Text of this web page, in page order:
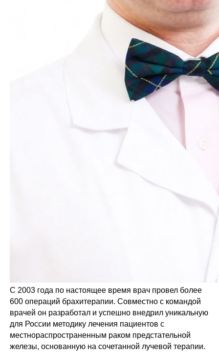
С 2003 года по настоящее время врач провел более
600 операций брахитерапии. Совместно с командой
врачей он разработал и успешно внедрил уникальную
для России методику лечения пациентов с
местнораспространенным раком предстательной
железы, основанную на сочетанной лучевой терапии.